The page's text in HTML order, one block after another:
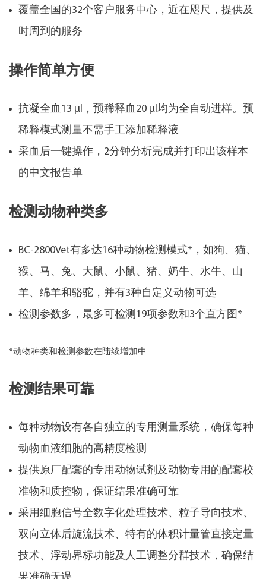
覆盖全国的32个客户服务中心，近在咫尺，提供及
时周到的服务
操作简单方便
抗凝全血13 μl，预稀释血20 μl均为全自动进样。预
稀释模式测量不需手工添加稀释液
采血后一键操作，2分钟分析完成并打印出该样本
的中文报告单
检测动物种类多
BC-2800Vet有多达16种动物检测模式*，如狗、猫、
猴、马、兔、大鼠、小鼠、猪、奶牛、水牛、山
羊、绵羊和骆驼，并有3种自定义动物可选
检测参数多，最多可检测19项参数和3个直方图*
*动物种类和检测参数在陆续增加中
检测结果可靠
每种动物设有各自独立的专用测量系统，确保每种
动物血液细胞的高精度检测
提供原厂配套的专用动物试剂及动物专用的配套校
准物和质控物，保证结果准确可靠
采用细胞信号全数字化处理技术、粒子导向技术、
双向立体后旋流技术、特有的体积计量管直接定量
技术、浮动界标功能及人工调整分群技术，确保结